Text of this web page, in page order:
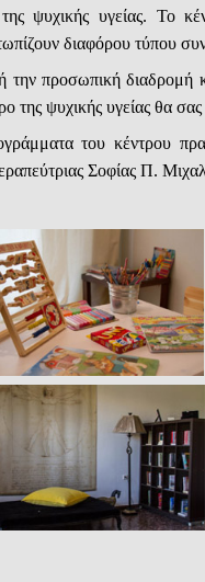
ψυχικής υγείας. To
διαφόρου τύπου
την προσωπική διαδρομή
της ψυχικής υγείας θα
του κέντρου
Σοφίας Π.